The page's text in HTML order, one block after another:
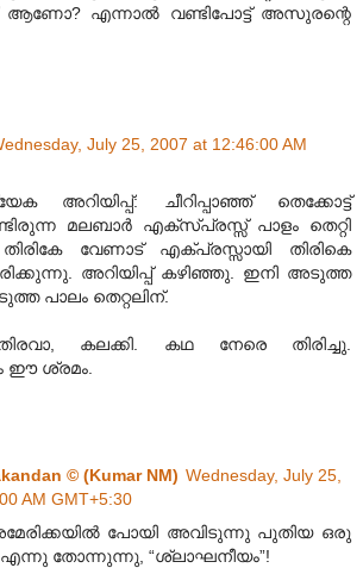
ആണോ? എന്നാല്‍ വണ്ടിപോട്ട് അസുരന്റെ
July 25, 2007 at 12:46:00 AM
അറിയിപ്പ്: ചീറിപ്പാഞ്ഞ് തെക്കോട്ട്
മലബാര്‍ എക്സ്പ്രസ്സ് പാളം തെറ്റി
തിരികേ വേണാട് എക്പ്രസ്സായി തിരികെ
അറിയിപ്പ് കഴിഞ്ഞു. ഇനി അടുത്ത
പാലം തെറ്റലിന്.
കലക്കി. കഥ നേരെ തിരിച്ചു.
ഈ ശ്രമം.
© (Kumar NM) Wednesday, July 25,
AM GMT+5:30
പോയി അവിടുന്നു പുതിയ ഒരു
എന്നു തോന്നുന്നു, “ശ്ലാഘനീയം”!